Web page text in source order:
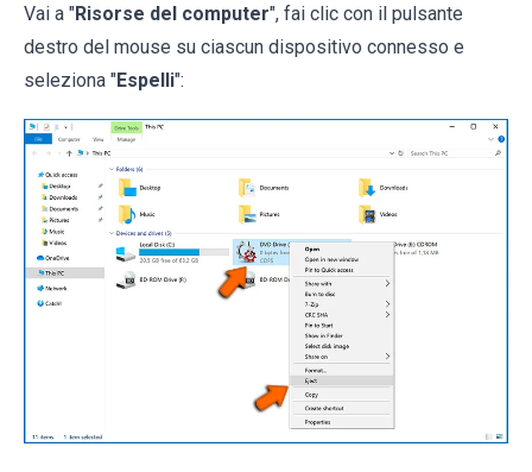
Vai a "Risorse del computer", fai clic con il pulsante
destro del mouse su ciascun dispositivo connesso e
seleziona "Espelli":